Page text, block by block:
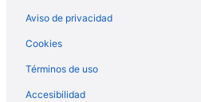
Aviso de privacidad
Cookies
Términos de uso
Accesibilidad